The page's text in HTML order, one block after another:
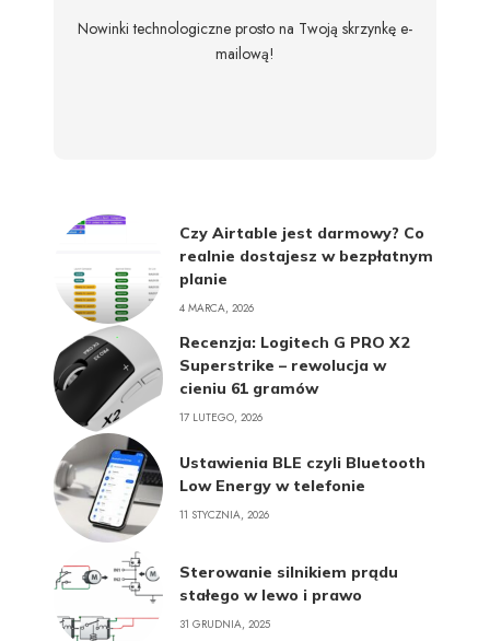
Nowinki technologiczne prosto na Twoją skrzynkę e-
mailową!
Czy Airtable jest darmowy? Co
realnie dostajesz w bezpłatnym
planie
4 MARCA, 2026
Recenzja: Logitech G PRO X2
Superstrike – rewolucja w
cieniu 61 gramów
17 LUTEGO, 2026
Ustawienia BLE czyli Bluetooth
Low Energy w telefonie
11 STYCZNIA, 2026
Sterowanie silnikiem prądu
stałego w lewo i prawo
31 GRUDNIA, 2025